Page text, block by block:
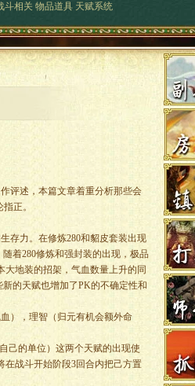
斗相关 物品道具 天赋系统
评述，本篇文章着重分析那些会
正。
存力。在修炼280和貂皮套装出现
着280修炼和强封装的出现，极品
大地装的招架，气血数量上升的同
的天赋也增加了PK的不确定性和
），理智（归元有机会额外命
己的单位）这两个天赋的出现使
在战斗开始阶段3回合内把己方置